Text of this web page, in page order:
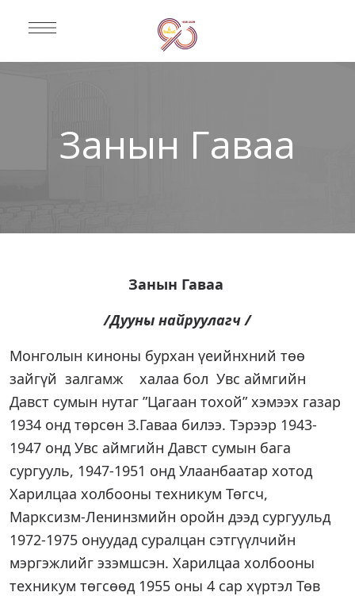
Занын Гаваа
Занын Гаваа
/Дууны найруулагч /
Монголын киноны бурхан үеийнхний төө
зайгүй залгамж халаа бол Увс аймгийн
Давст сумын нутаг ”Цагаан тохой” хэмээх газар
1934 онд төрсөн З.Гаваа билээ. Тэрээр 1943-
1947 онд Увс аймгийн Давст сумын бага
сургууль, 1947-1951 онд Улаанбаатар хотод
Харилцаа холбооны техникум Төгсч,
Марксизм-Ленинзмийн оройн дээд сургуульд
1972-1975 онуудад суралцан сэтгүүлчийн
мэргэжлийг эзэмшсэн. Харилцаа холбооны
техникум төгсөөд 1955 оны 4 сар хүртэл Төв